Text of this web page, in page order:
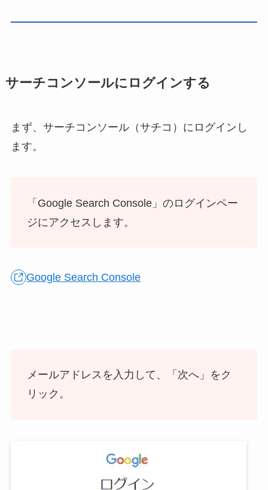
サーチコンソールにログインする
まず、サーチコンソール（サチコ）にログインし
ます。
「Google Search Console」のログインペー
ジにアクセスします。
Google Search Console
メールアドレスを入力して、「次へ」をク
リック。